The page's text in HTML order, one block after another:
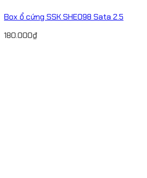
Box ổ cứng SSK SHE098 Sata 2.5
180.000₫